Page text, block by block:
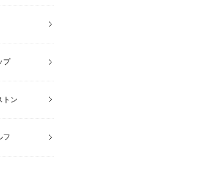
プ
トン
フ